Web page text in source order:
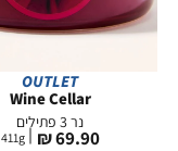
OUTLET
Wine Cellar
נר 3 פתילים
מחיר
69.90 ₪
411g